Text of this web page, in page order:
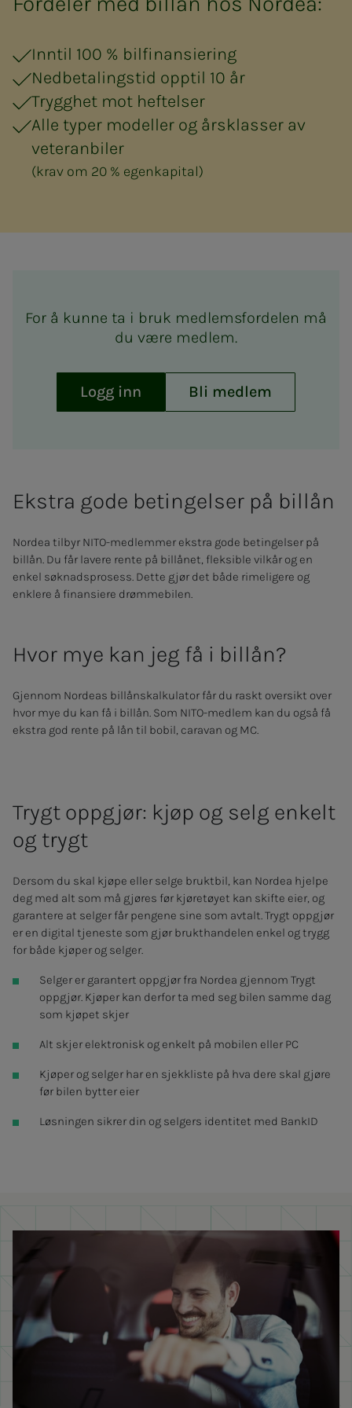
Inntil 100 % bilfinansiering
Nedbetalingstid opptil 10 år
Trygghet mot heftelser
Alle typer modeller og årsklasser av
veteranbiler
(krav om 20 % egenkapital)
For å kunne ta i bruk medlemsfordelen må
du være medlem.
Logg inn Bli medlem
Ekstra gode betingelser på billån
Nordea tilbyr NITO-medlemmer ekstra gode betingelser på
billån. Du får lavere rente på billånet, fleksible vilkår og en
enkel søknadsprosess. Dette gjør det både rimeligere og
enklere å finansiere drømmebilen.
Hvor mye kan jeg få i billån?
Gjennom Nordeas billånskalkulator får du raskt oversikt over
hvor mye du kan få i billån. Som NITO-medlem kan du også få
ekstra god rente på lån til bobil, caravan og MC.
Trygt oppgjør: kjøp og selg enkelt
og trygt
Dersom du skal kjøpe eller selge bruktbil, kan Nordea hjelpe
deg med alt som må gjøres før kjøretøyet kan skifte eier, og
garantere at selger får pengene sine som avtalt. Trygt oppgjør
er en digital tjeneste som gjør brukthandelen enkel og trygg
for både kjøper og selger.
Selger er garantert oppgjør fra Nordea gjennom Trygt
oppgjør. Kjøper kan derfor ta med seg bilen samme dag
som kjøpet skjer
Alt skjer elektronisk og enkelt på mobilen eller PC
Kjøper og selger har en sjekkliste på hva dere skal gjøre
før bilen bytter eier
Løsningen sikrer din og selgers identitet med BankID